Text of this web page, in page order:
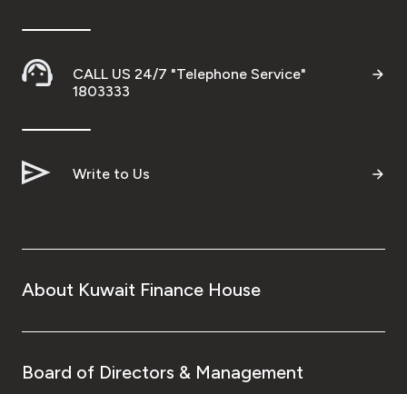
CALL US 24/7 "Telephone Service"
1803333
Write to Us
About Kuwait Finance House
Board of Directors & Management